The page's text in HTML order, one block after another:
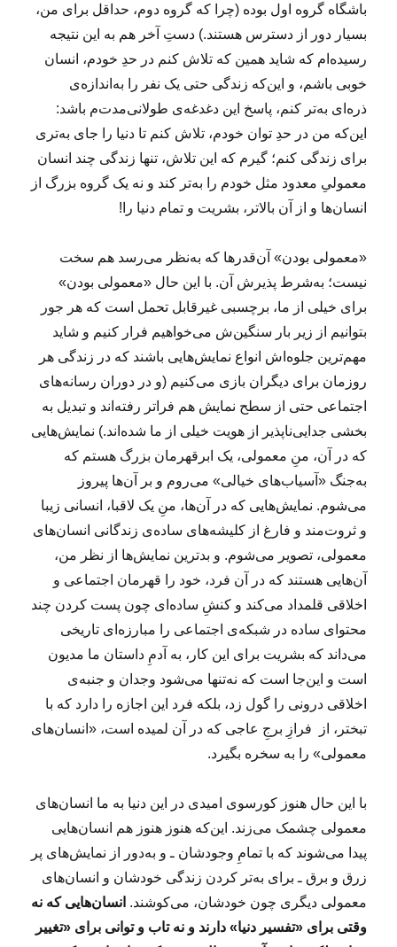
باشگاه گروه اول بوده (چرا که گروه دوم، حداقل برای من،
بسیار دور از دسترس هستند.) دستِ آخر هم به این نتیجه
رسیده‌ام که شاید همین که تلاش کنم در حدِ خودم، انسان
خوبی باشم، و این‌که زندگی حتی یک نفر را به‌اندازه‌ی
ذره‌ای به‌تر کنم، پاسخ این دغدغه‌ی طولانی‌مدت‌م باشد:
این‌که من در حدِ توان خودم، تلاش کنم تا دنیا را جای به‌تری
برای زندگی کنم؛ گیرم که این تلاش، تنها زندگی چند انسان
معمولیِ معدود مثل خودم را به‌تر کند و نه یک گروه بزرگ از
انسان‌ها و از آن بالاتر، بشریت و تمام دنیا را!
«معمولی بودن» آن‌قدرها که به‌نظر می‌رسد هم سخت
نیست؛ به‌شرط پذیرش آن. با این حال «معمولی بودن»
برای خیلی از ما، برچسبی غیرقابل تحمل است که هر جور
بتوانیم از زیر بار سنگین‌ش می‌خواهیم فرار کنیم و شاید
مهم‌ترین جلوه‌اش انواع نمایش‌هایی باشند که در زندگی هر
روزمان برای دیگران بازی می‌کنیم (و در دوران رسانه‌های
اجتماعی حتی از سطح نمایش هم فراتر رفته‌اند و تبدیل به
بخشی جدایی‌ناپذیر از هویت خیلی از ما شده‌اند.) نمایش‌هایی
که در آن، منِ معمولی، یک ابرقهرمان بزرگ هستم که
به‌‌جنگ «آسیاب‌های خیالی» می‌روم و بر آن‌ها پیروز
می‌شوم. نمایش‌هایی که در آن‌ها، منِ یک لاقبا، انسانی زیبا
و ثروت‌مند و فارغ از کلیشه‌های ساده‌ی زندگانی انسان‌های
معمولی، تصویر می‌شوم. و بدترین نمایش‌ها از نظر من،
آن‌هایی هستند که در آن فرد، خود را قهرمان اجتماعی و
اخلاقی قلمداد می‌کند و کنشِ ساده‌ای چون پست کردن چند
محتوای ساده در شبکه‌ی اجتماعی را مبارزه‌ای تاریخی
می‌داند که بشریت برای این کار، به آدمِ داستان ما مدیون
است و این‌جا است که نه‌تنها می‌شود وجدان و جنبه‌ی
اخلاقی درونی را گول زد، بلکه فرد این اجازه را دارد که با
تبختر، از فرازِ برجِ عاجی که در آن لمیده است، «انسان‌های
معمولی» را به سخره بگیرد.
با این حال هنوز کورسوی امیدی در این دنیا به ما انسان‌های
معمولی چشمک می‌زند. این‌که هنوز هنوز هم انسان‌هایی
پیدا می‌شوند که با تمامِ وجودشان ـ و به‌دور از نمایش‌های پر
زرق و برق ـ برای به‌تر کردن زندگی خودشان و انسان‌های
معمولی دیگری چون خودشان، می‌کوشند. انسان‌هایی که نه
وقتی برای «تفسیر دنیا» دارند و نه تاب و توانی برای «تغییر